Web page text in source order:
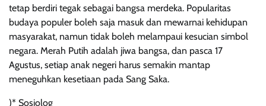
tetap berdiri tegak sebagai bangsa merdeka. Popularitas
budaya populer boleh saja masuk dan mewarnai kehidupan
masyarakat, namun tidak boleh melampaui kesucian simbol
negara. Merah Putih adalah jiwa bangsa, dan pasca 17
Agustus, setiap anak negeri harus semakin mantap
meneguhkan kesetiaan pada Sang Saka.
)* Sosiolog